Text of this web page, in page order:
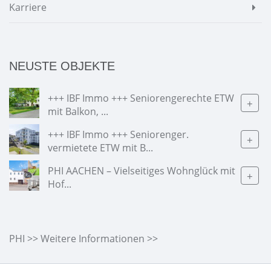
Karriere
NEUSTE OBJEKTE
+++ IBF Immo +++ Seniorengerechte ETW
mit Balkon, ...
+
+++ IBF Immo +++ Seniorenger.
vermietete ETW mit B...
+
PHI AACHEN – Vielseitiges Wohnglück mit
Hof...
+
PHI >> Weitere Informationen >>